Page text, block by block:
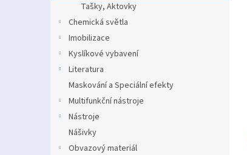
Tašky, Aktovky
Chemická světla
Imobilizace
Kyslíkové vybavení
Literatura
Maskování a Speciální efekty
Multifunkční nástroje
Nástroje
Nášivky
Obvazový materiál